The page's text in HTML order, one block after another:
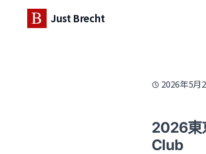
Just Brecht
2026年5月
2026東
Club